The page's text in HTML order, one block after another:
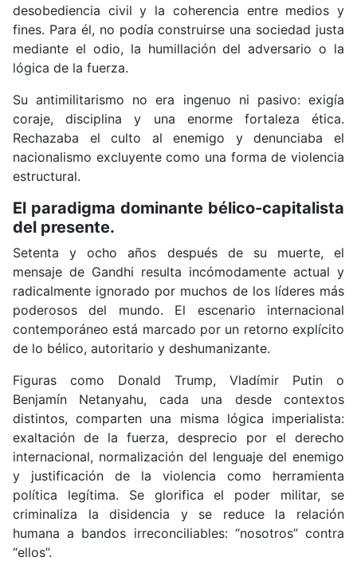
desobediencia civil y la coherencia entre medios y
fines. Para él, no podía construirse una sociedad justa
mediante el odio, la humillación del adversario o la
lógica de la fuerza.
Su antimilitarismo no era ingenuo ni pasivo: exigía
coraje, disciplina y una enorme fortaleza ética.
Rechazaba el culto al enemigo y denunciaba el
nacionalismo excluyente como una forma de violencia
estructural.
El paradigma dominante bélico-capitalista
del presente.
Setenta y ocho años después de su muerte, el
mensaje de Gandhi resulta incómodamente actual y
radicalmente ignorado por muchos de los líderes más
poderosos del mundo. El escenario internacional
contemporáneo está marcado por un retorno explícito
de lo bélico, autoritario y deshumanizante.
Figuras como Donald Trump, Vladímir Putin o
Benjamín Netanyahu, cada una desde contextos
distintos, comparten una misma lógica imperialista:
exaltación de la fuerza, desprecio por el derecho
internacional, normalización del lenguaje del enemigo
y justificación de la violencia como herramienta
política legítima. Se glorifica el poder militar, se
criminaliza la disidencia y se reduce la relación
humana a bandos irreconciliables: “nosotros” contra
“ellos”.